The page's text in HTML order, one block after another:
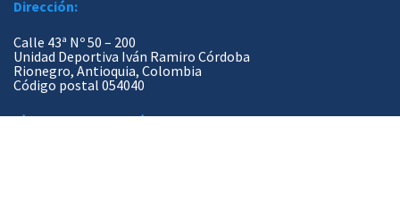
Dirección:
Calle 43ª Nº 50 – 200
Unidad Deportiva Iván Ramiro Córdoba
Rionegro, Antioquia, Colombia
Código postal 054040
Línea de servicio o línea gratuita: